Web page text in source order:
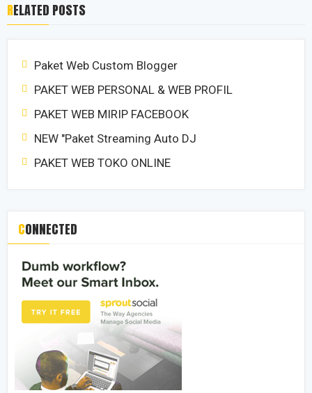
RELATED POSTS
Paket Web Custom Blogger
PAKET WEB PERSONAL & WEB PROFIL
PAKET WEB MIRIP FACEBOOK
NEW "Paket Streaming Auto DJ
PAKET WEB TOKO ONLINE
CONNECTED